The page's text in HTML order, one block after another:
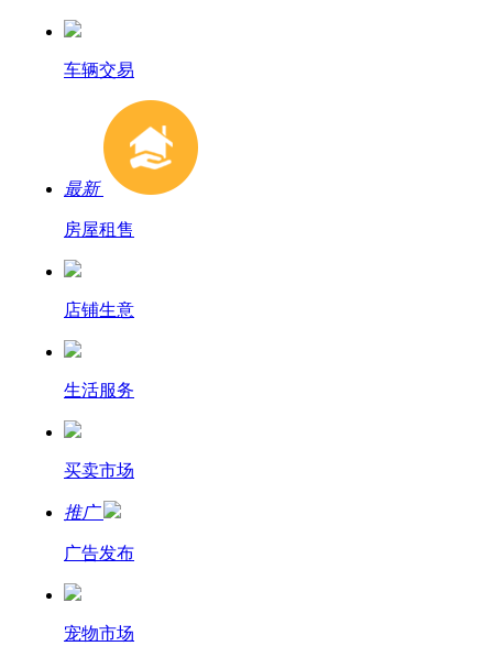
车辆交易
最新
房屋租售
店铺生意
生活服务
买卖市场
推广
广告发布
宠物市场